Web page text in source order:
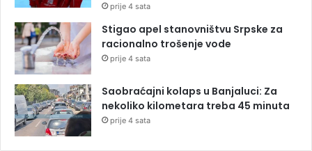
prije 4 sata
Stigao apel stanovništvu Srpske za
racionalno trošenje vode
prije 4 sata
Saobraćajni kolaps u Banjaluci: Za
nekoliko kilometara treba 45 minuta
prije 4 sata